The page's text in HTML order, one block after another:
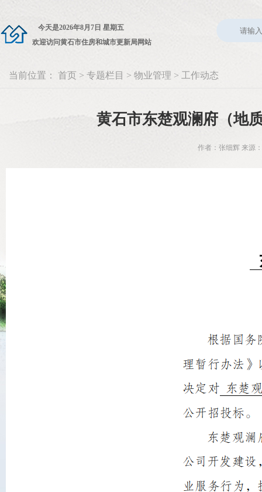
今天是2026年8月7日 星期五
欢迎访问黄石市住房和城市更新局网站
当前位置： 首页 > 专题栏目 > 物业管理 > 工作动态
黄石市东楚观澜府（地
作者：张细辉 来